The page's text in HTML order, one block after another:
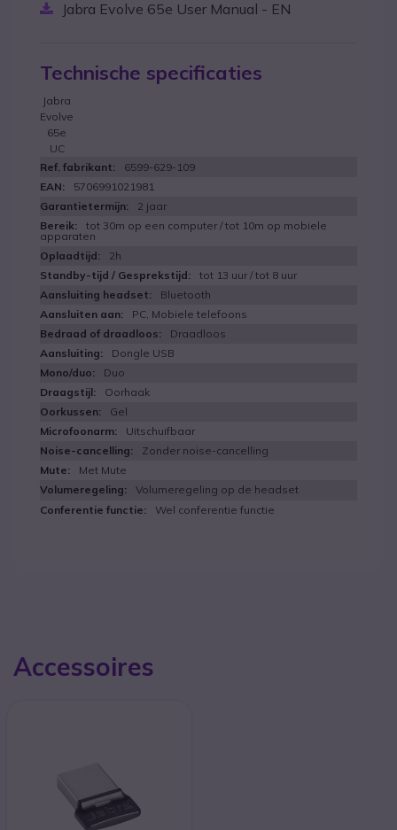
Jabra Evolve 65e User Manual - EN
Technische specificaties
Jabra
Evolve
65e
UC
6599-629-109
5706991021981
2 jaar
tot 30m op een computer / tot 10m op mobiele
apparaten
2h
tot 13 uur / tot 8 uur
Bluetooth
PC, Mobiele telefoons
Draadloos
Dongle USB
Duo
Oorhaak
Gel
Uitschuifbaar
Zonder noise-cancelling
Met Mute
Volumeregeling op de headset
Wel conferentie functie
Accessoires